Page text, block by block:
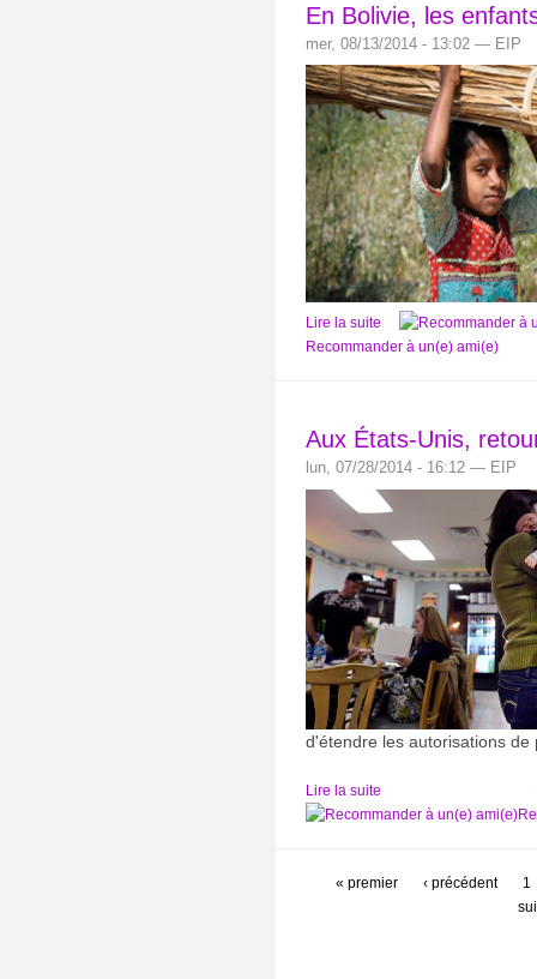
En Bolivie, les
mer, 08/13/2014 - 13:02 — EIP
Lire la suite
Recommander à un(e) ami(e)
Aux États-Unis,
lun, 07/28/2014 - 16:12 — EIP
d'étendre les autorisations
Lire la suite
« premier ‹ précédent
1